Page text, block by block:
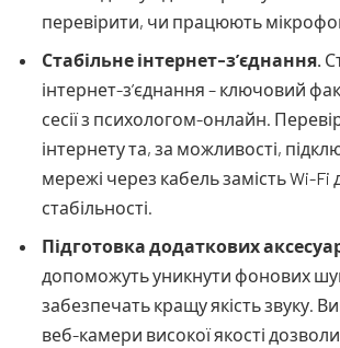
перевірити, чи працюють
Стабільне інтернет-з’єднання.
інтернет-з’єднання – ключовий
сесії з психологом-онлайн.
інтернету та, за можливості,
мережі через кабель замість Wi-Fi
стабільності.
Підготовка додаткових
допоможуть уникнути фонових
забезпечать кращу якість звуку.
веб-камери високої якості